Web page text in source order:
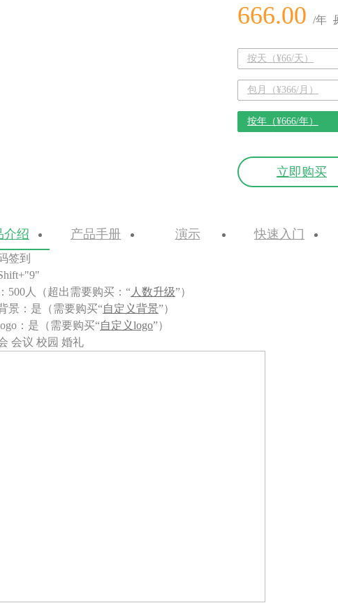
666.00 /年
按天（¥66/天）
包月（¥366/月）
按年（¥666/年）
立即购买
介绍 产品手册 演示 快速入门
签到
500人（超出需要购买：“ 人数升级”）
景：是（需要购买“自定义背景”）
：是（需要购买“自定义logo”）
会议 校园 婚礼